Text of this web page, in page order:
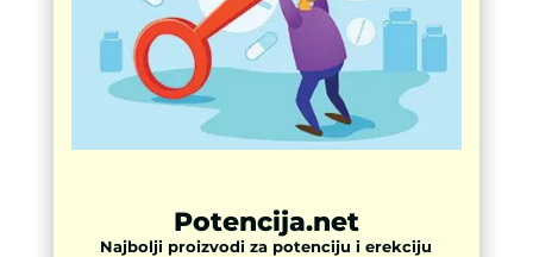
Potencija.net
Najbolji proizvodi za potenciju i erekciju